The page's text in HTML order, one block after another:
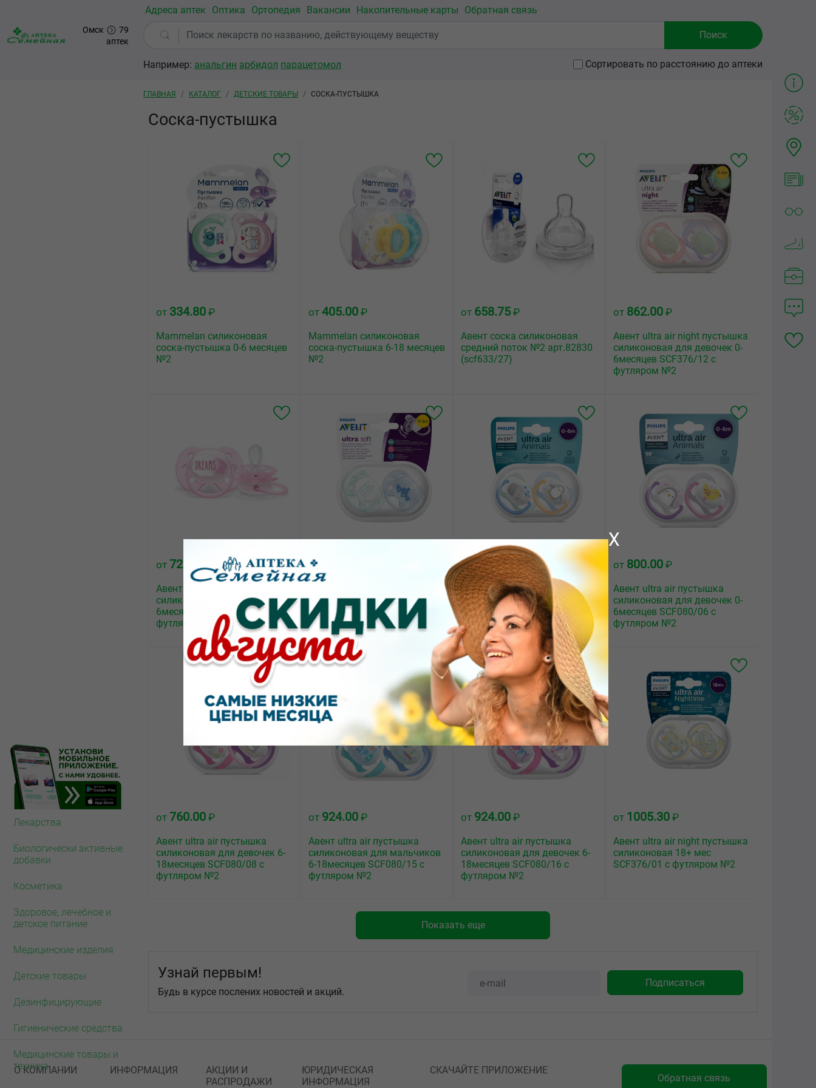
Перейти к основному содержанию
Омск
79
аптек
Адреса аптек Оптика Ортопедия Вакансии Накопительные карты Обратная связь
Например: анальгин арбидол парацетомол Сортировать по расстоянию до аптеки
Лекарства
Биологически активные
добавки
Косметика
Здоровое, лечебное и
детское питание
Медицинские изделия
Детские товары
Дезинфицирующие
Гигиенические средства
Медицинские товары и
техника
Строка навигации
ГЛАВНАЯ КАТАЛОГ ДЕТСКИЕ ТОВАРЫ СОСКА-ПУСТЫШКА
Соска-пустышка
от 334.80 ₽
Mammelan силиконовая
соска-пустышка 0-6 месяцев
№2
от 405.00 ₽
Mammelan силиконовая
соска-пустышка 6-18 месяцев
№2
от 658.75 ₽
Авент соска силиконовая
средний поток №2 арт.82830
(scf633/27)
от 862.00 ₽
Авент ultra air night пустышка
силиконовая для девочек 0-
6месяцев SCF376/12 с
футляром №2
от 720.00₽
Авент ultra soft пустышка
силиконовая для девочек 0-
6месяцев SCF527/01 с
футляром №1
от
силиконовая для мальчиков
0-6месяцев SCF222/01 с
футляром №2
от1025.00₽
Авент ultra air пустышка
силиконовая 0-6месяцев
SCF080/05 с футляром №2
от 800.00 ₽
Авент ultra air пустышка
силиконовая для девочек 0-
6месяцев SCF080/06 с
футляром №2
от 760.00 ₽
Авент ultra air пустышка
силиконовая для девочек 6-
18месяцев SCF080/08 с
футляром №2
от 924.00 ₽
Авент ultra air пустышка
силиконовая для мальчиков
6-18месяцев SCF080/15 с
футляром №2
от 924.00 ₽
Авент ultra air пустышка
силиконовая для девочек 6-
18месяцев SCF080/16 с
футляром №2
от 1005.30 ₽
Авент ultra air night пустышка
силиконовая 18+ мес
SCF376/01 с футляром №2
Показать еще
Узнай первым!
Будь в курсе послених новостей и акций.
X
О КОМПАНИИ ИНФОРМАЦИЯ
АКЦИИ И
РАСПРОДАЖИ
ЮРИДИЧЕСКАЯ
ИНФОРМАЦИЯ
СКАЧАЙТЕ ПРИЛОЖЕНИЕ
Обратная связь